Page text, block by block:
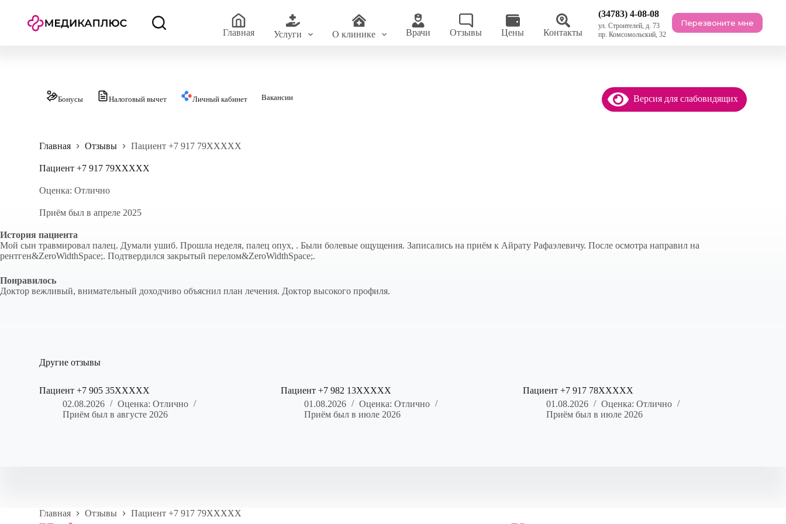
Главная Услуги О клинике Врачи Отзывы Цены Контакты
(34783) 4-08-08
ул. Строителей, д. 73
пр. Комсомольский, 32
Перезвоните мне
Бонусы Налоговый вычет Личный кабинет Вакансии Версия для слабовидящих
Главная Отзывы Пациент +7 917 79XXXXX
Пациент +7 917 79XXXXX
Оценка: Отлично
Приём был в апреле 2025
История пациента
Мой сын травмировал палец. Думали ушиб. Прошла неделя, палец опух, . Были болевые ощущения. Записались на приём к Айрату Рафаэлевичу. После осмотра направил на
рентген&ZeroWidthSpace;. Подтвердился закрытый перелом&ZeroWidthSpace;.
Понравилось
Доктор вежливый, внимательный доходчиво объяснил план лечения. Доктор высокого профиля.
Другие отзывы
Пациент +7 905 35XXXXX
02.08.2026
Оценка: Отлично
Приём был в августе 2026
Пациент +7 982 13XXXXX
01.08.2026
Оценка: Отлично
Приём был в июле 2026
Пациент +7 917 78XXXXX
01.08.2026
Оценка: Отлично
Приём был в июле 2026
Главная Отзывы Пациент +7 917 79XXXXX